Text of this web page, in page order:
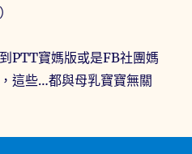
PTT寶媽版或是FB社團媽
這些…都與母乳寶寶無關